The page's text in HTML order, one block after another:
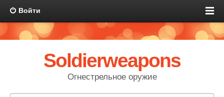
Войти
Soldierweapons
Огнестрельное оружие